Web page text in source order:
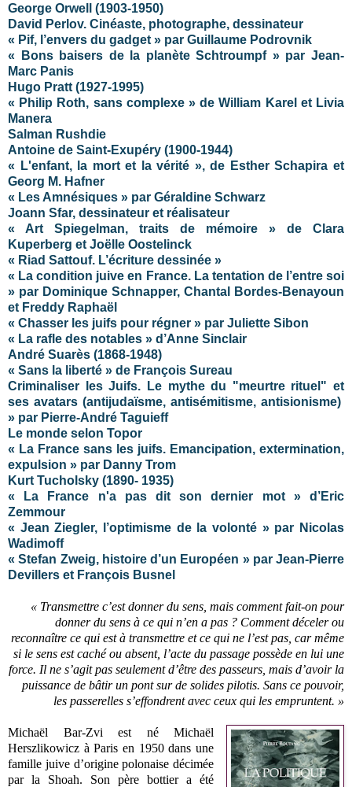
George Orwell (1903-1950)
David Perlov. Cinéaste, photographe, dessinateur
« Pif, l’envers du gadget » par Guillaume Podrovnik
« Bons baisers de la planète Schtroumpf » par Jean-
Marc Panis
Hugo Pratt (1927-1995)
« Philip Roth, sans complexe » de William Karel et Livia
Manera
Salman Rushdie
Antoine de Saint-Exupéry (1900-1944)
« L'enfant, la mort et la vérité », de Esther Schapira et
Georg M. Hafner
« Les Amnésiques » par Géraldine Schwarz
Joann Sfar, dessinateur et réalisateur
« Art Spiegelman, traits de mémoire » de Clara
Kuperberg et Joëlle Oostelinck
« Riad Sattouf. L’écriture dessinée »
« La condition juive en France. La tentation de l’entre soi
» par Dominique Schnapper, Chantal Bordes-Benayoun
et Freddy Raphaël
« Chasser les juifs pour régner » par Juliette Sibon
« La rafle des notables » d’Anne Sinclair
André Suarès (1868-1948)
« Sans la liberté » de François Sureau
Criminaliser les Juifs. Le mythe du "meurtre rituel" et
ses avatars (antijudaïsme, antisémitisme, antisionisme)
» par Pierre-André Taguieff
Le monde selon Topor
« La France sans les juifs. Emancipation, extermination,
expulsion » par Danny Trom
Kurt Tucholsky (1890- 1935)
« La France n'a pas dit son dernier mot » d’Eric
Zemmour
« Jean Ziegler, l’optimisme de la volonté » par Nicolas
Wadimoff
« Stefan Zweig, histoire d’un Européen » par Jean-Pierre
Devillers et François Busnel
« Transmettre c’est donner du sens, mais comment fait-on pour
donner du sens à ce qui n’en a pas ? Comment déceler ou
reconnaître ce qui est à transmettre et ce qui ne l’est pas, car même
si le sens est caché ou absent, l’acte du passage possède en lui une
force. Il ne s’agit pas seulement d’être des passeurs, mais d’avoir la
puissance de bâtir un pont sur de solides pilotis. Sans ce pouvoir,
les passerelles s’effondrent avec ceux qui les empruntent. »
Michaël Bar-Zvi est né Michaël
Herszlikowicz à Paris en 1950 dans une
famille juive d’origine polonaise décimée
par la Shoah. Son père bottier a été